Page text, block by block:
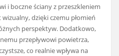
i boczne ściany z przeszkleniem
dzięki czemu płomień
perspektyw. Dodatkowo,
przepływowi powietrza,
co realnie wpływa na